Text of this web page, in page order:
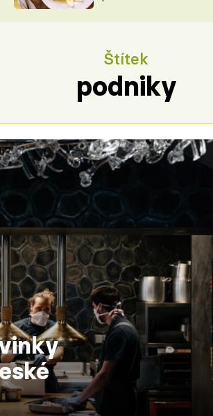
NA NÁKUPECH
Štítek
podniky